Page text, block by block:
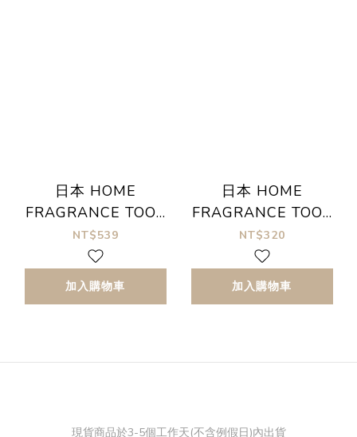
日本 HOME
FRAGRANCE TOOL
金屬 香立 線香座
NT$539
加入購物車
日本 HOME
FRAGRANCE TOOL
玻璃香立
NT$320
加入購物車
現貨商品於3-5個工作天(不含例假日)內出貨